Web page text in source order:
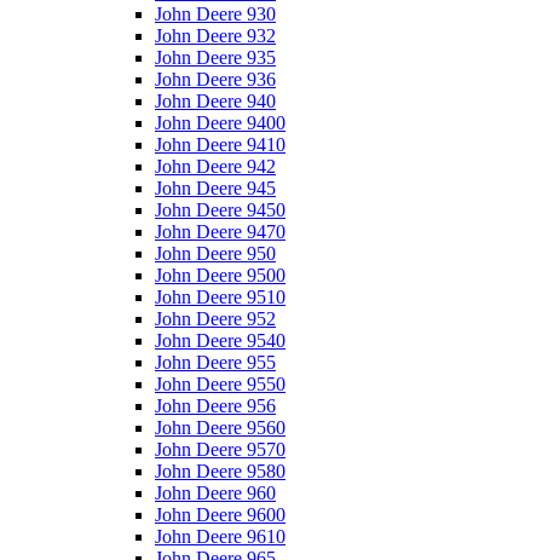
John Deere 930
John Deere 932
John Deere 935
John Deere 936
John Deere 940
John Deere 9400
John Deere 9410
John Deere 942
John Deere 945
John Deere 9450
John Deere 9470
John Deere 950
John Deere 9500
John Deere 9510
John Deere 952
John Deere 9540
John Deere 955
John Deere 9550
John Deere 956
John Deere 9560
John Deere 9570
John Deere 9580
John Deere 960
John Deere 9600
John Deere 9610